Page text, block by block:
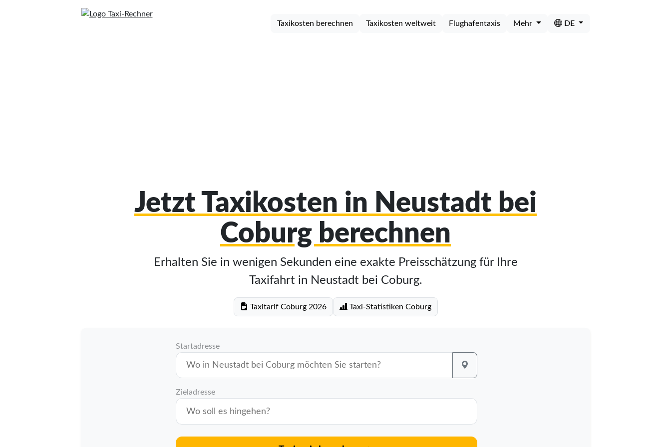
Taxikosten berechnen Taxikosten weltweit Flughafentaxis Mehr DE
Jetzt Taxikosten in Neustadt bei
Coburg berechnen
Erhalten Sie in wenigen Sekunden eine exakte Preisschätzung für Ihre
Taxifahrt in Neustadt bei Coburg.
Taxitarif Coburg 2026 Taxi-Statistiken Coburg
Startadresse
Zieladresse